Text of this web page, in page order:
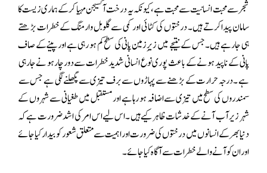
شجر سے محبت انسانیت سے محبت ہے،کیونکہ یہ درخت آکسیجن مہیا کرکےہماری زیست کا
سامان پیدا کرتے ہیں۔ درختوں کی کٹائی اور کمی سے گلوبل وارمنگ کے خطرات بڑھتے
ہی جا رہے ہیں۔ جس کے نتیجے میں زیرِ زمین پانی کی سطح کم ہو رہی ہے اور پینے کے صاف
پانی کے نا پید ہونے کے باعث پوری نوع انسانی شدید خطرات سے دور چار ہو نے جارہی
ہے ۔درجہ حرارت کے بڑھنے سے پہاڑوں سے برف تیزی سے پگھلنے لگی ہے جس سے
سمندروں کی سطح میں تیزی سے اضافہ ہو رہا ہے اور مستقبل میں طغیانی سے شہروں کے
شہر زیر آب آنے کے خدشات ظاہر کیے ہیں ۔اس لیے اس امر کی اشد ضرورت ہے کہ
دنیا بھر کے انسانوں میں درختوں کی ضرورت اور اہمیت سے متعلق شعور کو بیدار کیا جائے
اور ان کو آنے والے خطرات سے آگاہ کیا جائے۔